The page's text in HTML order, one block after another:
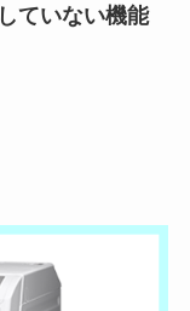
ていない機能